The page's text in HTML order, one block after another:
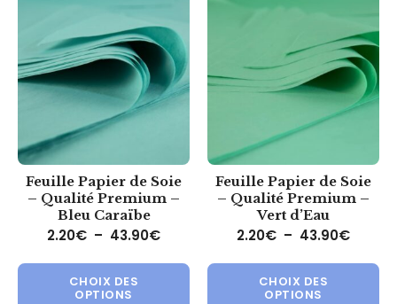
Feuille Papier de Soie
– Qualité Premium –
Bleu Caraïbe
2.20€ – 43.90€Plage de prix : 2.20€ à 43.90€
CHOIX DES
OPTIONS
Ce produit a plusieurs
Feuille Papier de Soie
– Qualité Premium –
Vert d’Eau
2.20€ – 43.90€Plage
CHOIX DES
OPTIONS